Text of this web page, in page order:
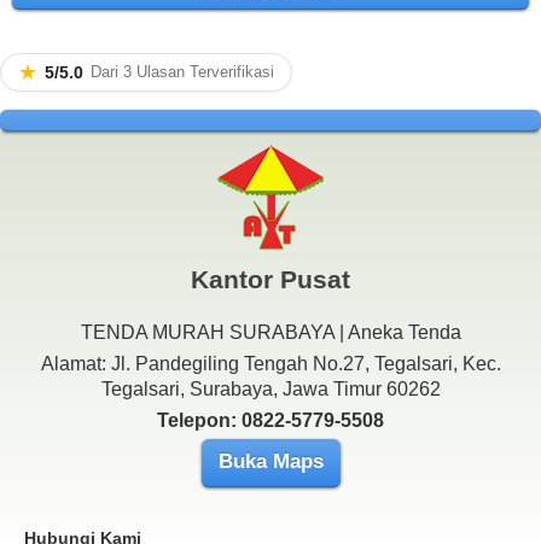
★ 5/5.0 Dari 3 Ulasan Terverifikasi
Kantor Pusat
TENDA MURAH SURABAYA | Aneka Tenda
Alamat: Jl. Pandegiling Tengah No.27, Tegalsari, Kec.
Tegalsari, Surabaya, Jawa Timur 60262
Telepon: 0822-5779-5508
Buka Maps
Hubungi Kami